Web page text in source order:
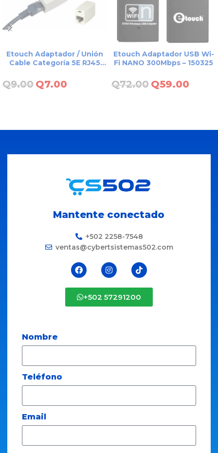
Etouch Adaptador / Unión
Cable Categoría 5E RJ45
Q9.00 Q7.00
Etouch Adaptador USB Wi-
Fi NANO 300Mbps – 150325
Q72.00 Q59.00
Mantente conectado
+502 2258-7548
ventas@cybertsistemas502.com
+502 57291200
Nombre
Teléfono
Email